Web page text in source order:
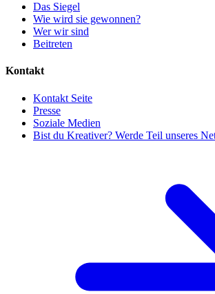
Das Siegel
Wie wird sie gewonnen?
Wer wir sind
Beitreten
Kontakt
Kontakt Seite
Presse
Soziale Medien
Bist du Kreativer? Werde Teil unseres